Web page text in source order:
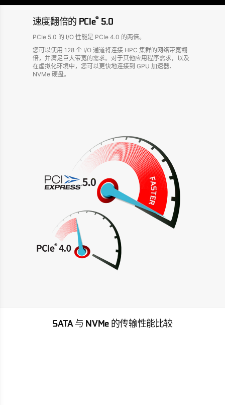
速度翻倍的 PCIe®5.0
PCIe 5.0 的 I/O 性能是 PCIe 4.0 的两倍。
您可以使用 128 个 I/O 通道将连接 HPC 集群的网络带宽翻
倍，并满足巨大带宽的需求。对于其他应用程序需求，以及
在虚拟化环境中，您可以更快地连接到 GPU 加速器、
NVMe 硬盘。
SATA 与 NVMe 的传输性能比较